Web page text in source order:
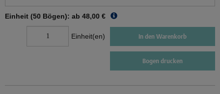
Einheit (50 Bögen): ab 48,00 €
Einheit(en) In den Warenkorb
Bogen drucken